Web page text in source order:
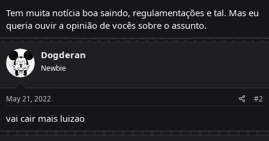
r
Tem muita notícia boa saindo, regulamentações e tal. Mas eu
queria ouvir a opinião de vocês sobre o assunto.
Dogderan
Newbie
May 21, 2022 #2
vai cair mais luizao